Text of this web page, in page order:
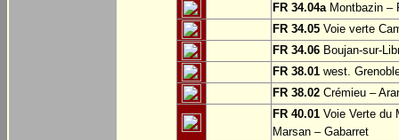
FR 34.04aMontbazin –
FR 34.05 Voie verte
FR 34.06 Boujan-sur-
FR 38.01 west.
FR 38.02 Crémieu –
FR 40.01 Voie Verte du
Marsan – Gabarret